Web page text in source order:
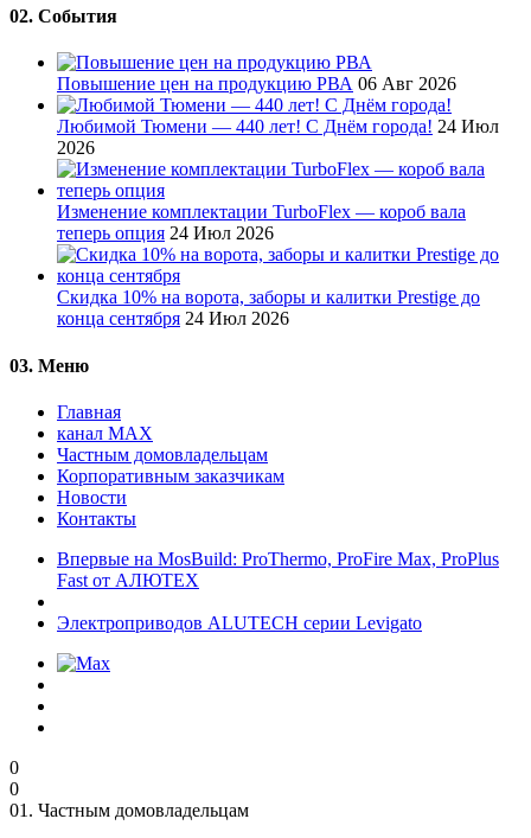
02. События
Повышение цен на продукцию РВА 06 Авг 2026
Любимой Тюмени — 440 лет! С Днём города! 24 Июл
2026
Изменение комплектации TurboFlex — короб вала
теперь опция 24 Июл 2026
Скидка 10% на ворота, заборы и калитки Prestige до
конца сентября 24 Июл 2026
03. Меню
Главная
канал MAX
Частным домовладельцам
Корпоративным заказчикам
Новости
Контакты
Впервые на MosBuild: ProThermo, ProFire Max, ProPlus
Fast от АЛЮТЕХ
Электроприводов ALUTECH серии Levigato
0
0
01. Частным домовладельцам